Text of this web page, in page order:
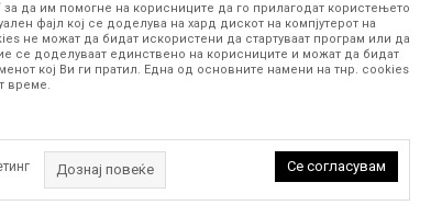
се стремиме да бидат конкретни, точни и прецизни,
во моментот се достапни на залиха. Фотографиите се
процедурата може да трае до 15 работни дена. За
одпонеделник до петок (08-16ч) и
да им помогне на корисниците да го прилагодат користењето
фајл кој се доделува на хард дискот на компјутерот на
не можат да бидат искористени да стартуваат програм или да
се доделуваат единствено на корисниците и можат да бидат
кој Ви ги пратил. Една од основните намени на тнр. сookies
време.
Дознај повеќе Се согласувам